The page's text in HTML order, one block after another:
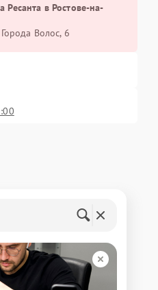
Ресанта в Ростове-на-
Волос, 6